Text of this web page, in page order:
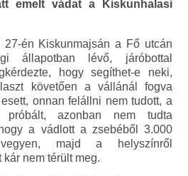
emelt vádat a Kiskunhalasi
én Kiskunmajsán a Fő utcán
állapotban lévő, járóbottal
hogy segíthet-e neki,
követően a vállánál fogva
onnan felállni nem tudott, a
próbált, azonban nem tudta
a vádlott a zsebéből 3.000
majd a helyszínről
nem térült meg.